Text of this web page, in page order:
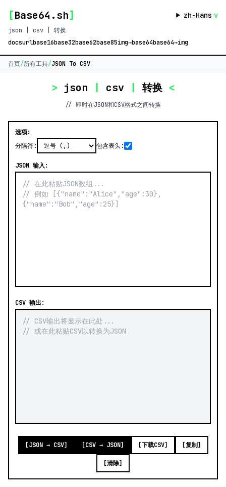
[Base64.sh] zh-Hans v
json | csv | 转换
docsurlbase16base32base62base85img→base64base64→img
首页/所有工具/JSON To CSV
> json | csv | 转换 <
// 即时在JSON和CSV格式之间转换
选项:
分隔符:
包含表头:
JSON 输入:
CSV 输出:
[JSON → CSV] [CSV → JSON] [下载CSV] [复制]
[清除]